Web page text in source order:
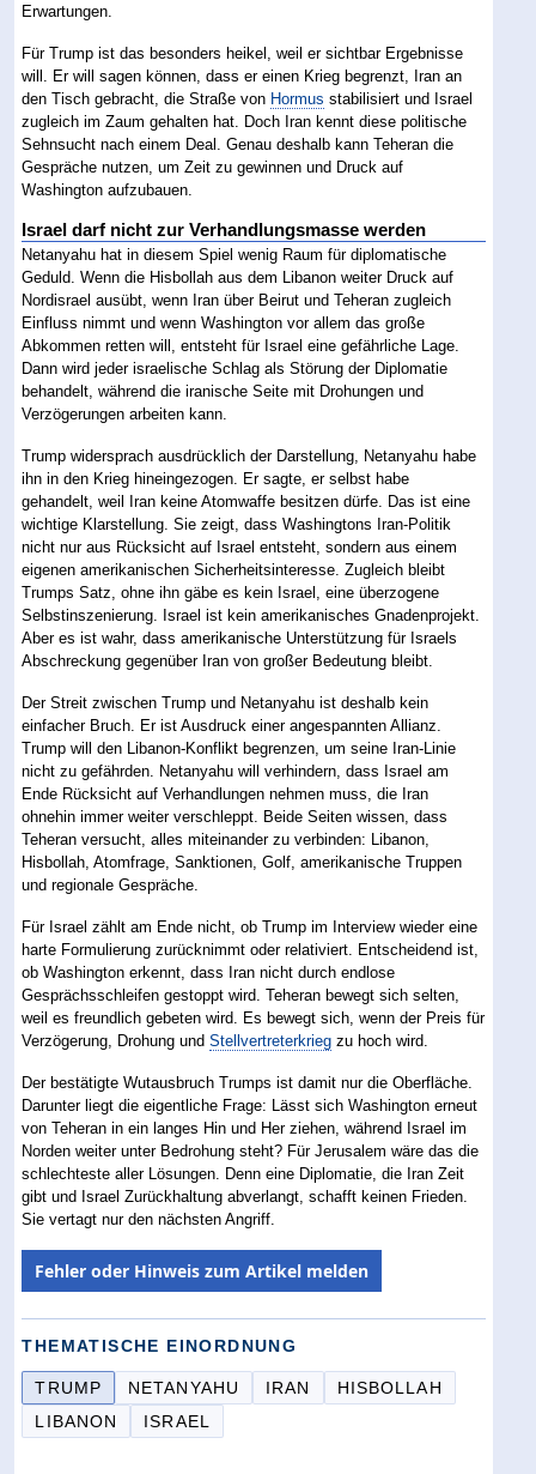
Erwartungen.
Für Trump ist das besonders heikel, weil er sichtbar Ergebnisse
will. Er will sagen können, dass er einen Krieg begrenzt, Iran an
den Tisch gebracht, die Straße von Hormus stabilisiert und Israel
zugleich im Zaum gehalten hat. Doch Iran kennt diese politische
Sehnsucht nach einem Deal. Genau deshalb kann Teheran die
Gespräche nutzen, um Zeit zu gewinnen und Druck auf
Washington aufzubauen.
Israel darf nicht zur Verhandlungsmasse werden
Netanyahu hat in diesem Spiel wenig Raum für diplomatische
Geduld. Wenn die Hisbollah aus dem Libanon weiter Druck auf
Nordisrael ausübt, wenn Iran über Beirut und Teheran zugleich
Einfluss nimmt und wenn Washington vor allem das große
Abkommen retten will, entsteht für Israel eine gefährliche Lage.
Dann wird jeder israelische Schlag als Störung der Diplomatie
behandelt, während die iranische Seite mit Drohungen und
Verzögerungen arbeiten kann.
Trump widersprach ausdrücklich der Darstellung, Netanyahu habe
ihn in den Krieg hineingezogen. Er sagte, er selbst habe
gehandelt, weil Iran keine Atomwaffe besitzen dürfe. Das ist eine
wichtige Klarstellung. Sie zeigt, dass Washingtons Iran-Politik
nicht nur aus Rücksicht auf Israel entsteht, sondern aus einem
eigenen amerikanischen Sicherheitsinteresse. Zugleich bleibt
Trumps Satz, ohne ihn gäbe es kein Israel, eine überzogene
Selbstinszenierung. Israel ist kein amerikanisches Gnadenprojekt.
Aber es ist wahr, dass amerikanische Unterstützung für Israels
Abschreckung gegenüber Iran von großer Bedeutung bleibt.
Der Streit zwischen Trump und Netanyahu ist deshalb kein
einfacher Bruch. Er ist Ausdruck einer angespannten Allianz.
Trump will den Libanon-Konflikt begrenzen, um seine Iran-Linie
nicht zu gefährden. Netanyahu will verhindern, dass Israel am
Ende Rücksicht auf Verhandlungen nehmen muss, die Iran
ohnehin immer weiter verschleppt. Beide Seiten wissen, dass
Teheran versucht, alles miteinander zu verbinden: Libanon,
Hisbollah, Atomfrage, Sanktionen, Golf, amerikanische Truppen
und regionale Gespräche.
Für Israel zählt am Ende nicht, ob Trump im Interview wieder eine
harte Formulierung zurücknimmt oder relativiert. Entscheidend ist,
ob Washington erkennt, dass Iran nicht durch endlose
Gesprächsschleifen gestoppt wird. Teheran bewegt sich selten,
weil es freundlich gebeten wird. Es bewegt sich, wenn der Preis für
Verzögerung, Drohung undStellvertreterkrieg zu hoch wird.
Der bestätigte Wutausbruch Trumps ist damit nur die Oberfläche.
Darunter liegt die eigentliche Frage: Lässt sich Washington erneut
von Teheran in ein langes Hin und Her ziehen, während Israel im
Norden weiter unter Bedrohung steht? Für Jerusalem wäre das die
schlechteste aller Lösungen. Denn eine Diplomatie, die Iran Zeit
gibt und Israel Zurückhaltung abverlangt, schafft keinen Frieden.
Sie vertagt nur den nächsten Angriff.
Fehler oder Hinweis zum Artikel melden
THEMATISCHE EINORDNUNG
TRUMP NETANYAHU IRAN
HISBOLLAH
LIBANON
ISRAEL